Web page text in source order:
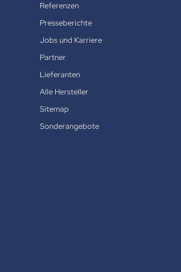
Referenzen
Presseberichte
Jobs und Karriere
Partner
Lieferanten
Alle Hersteller
Sitemap
Sonderangebote